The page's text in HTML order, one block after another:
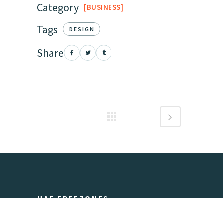
Category BUSINESS
Tags DESIGN
Share